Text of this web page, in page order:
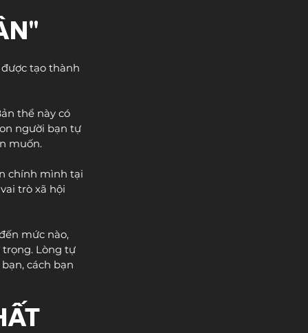
tạo thành
thể này có
người bạn tự
muốn.
chính mình tại
trò xã hội
mức nào,
Lòng tự
cách bạn